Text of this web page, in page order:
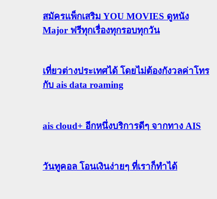
สมัครแพ็กเสริม YOU MOVIES ดูหนัง
Major ฟรีทุกเรื่องทุกรอบทุกวัน
เที่ยวต่างประเทศได้ โดยไม่ต้องกังวลค่าโทร
กับ ais data roaming
ais cloud+ อีกหนึ่งบริการดีๆ จากทาง AIS
วันทูคอล โอนเงินง่ายๆ ที่เราก็ทำได้